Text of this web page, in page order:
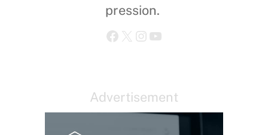
pression.
Facebook X Instagram YouTube
Advertisement